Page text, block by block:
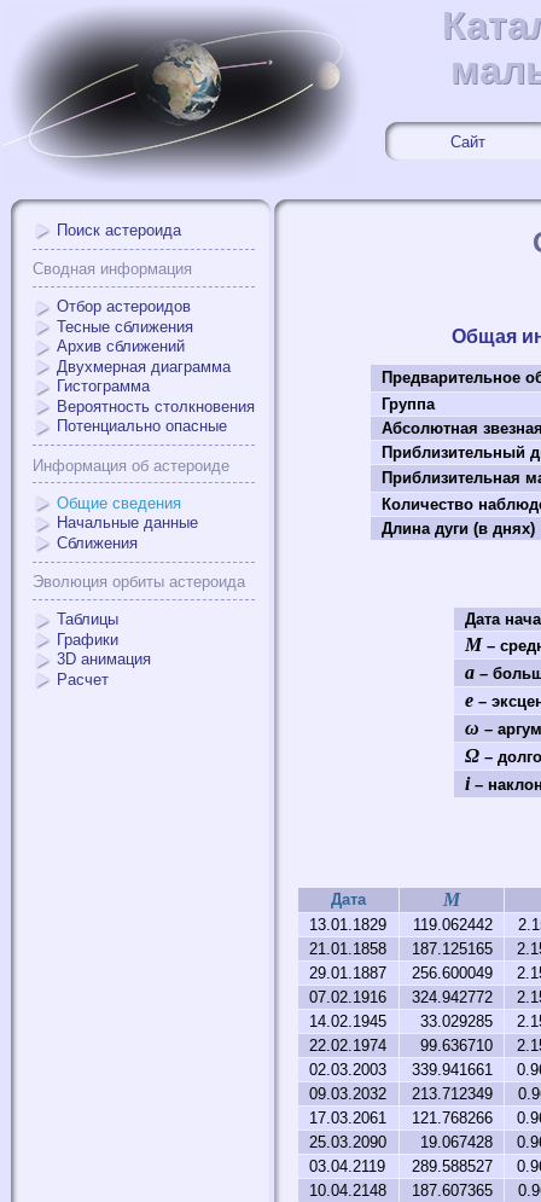
Сайт
Поиск астероида
Сводная информация
Отбор астероидов
Тесные сближения
Архив сближений
Двухмерная диаграмма
Гистограмма
Вероятность столкновения
Потенциально опасные
Информация об астероиде
Общие сведения
Начальные данные
Сближения
Эволюция орбиты астероида
Таблицы
Графики
3D анимация
Расчет
Общая
Предварительное
Группа
Абсолютная
Приблизительный
Приблизительная
Количество
Длина дуги (в днях)
Дата
M –
a–
e–
ω –
Ω–
i–
Дата M
13.01.1829 119.062442
21.01.1858
187.125165
29.01.1887
256.600049
07.02.1916
324.942772
14.02.1945
33.029285
22.02.1974
99.636710
02.03.2003
339.941661
09.03.2032
213.712349
17.03.2061
121.768266
25.03.2090
19.067428
03.04.2119
289.588527
10.04.2148
187.607365